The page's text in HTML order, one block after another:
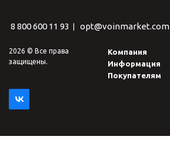
8 800 600 11 93 opt@voinmarket.com
2026 © Все права
защищены.
Компания
Информация
Покупателям